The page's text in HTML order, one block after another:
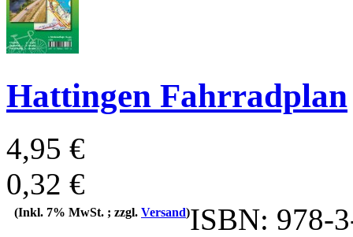
Hattingen Fahrradplan
4,95 €
0,32 €
(Inkl. 7% MwSt. ; zzgl. Versand)ISBN: 978-